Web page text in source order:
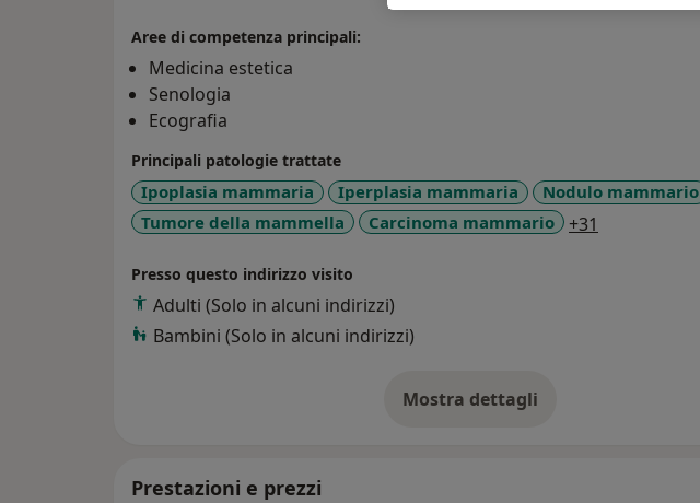
Aree di competenza principali:
Medicina estetica
Senologia
Ecografia
Principali patologie trattate
Ipoplasia mammaria Iperplasia mammaria
Nodulo mammario
Tumore della mammella
Carcinoma mammario +31
Presso questo indirizzo visito
Adulti (Solo in alcuni indirizzi)
Bambini (Solo in alcuni indirizzi)
Mostra dettagli
sull'esperienza
Prestazioni e prezzi